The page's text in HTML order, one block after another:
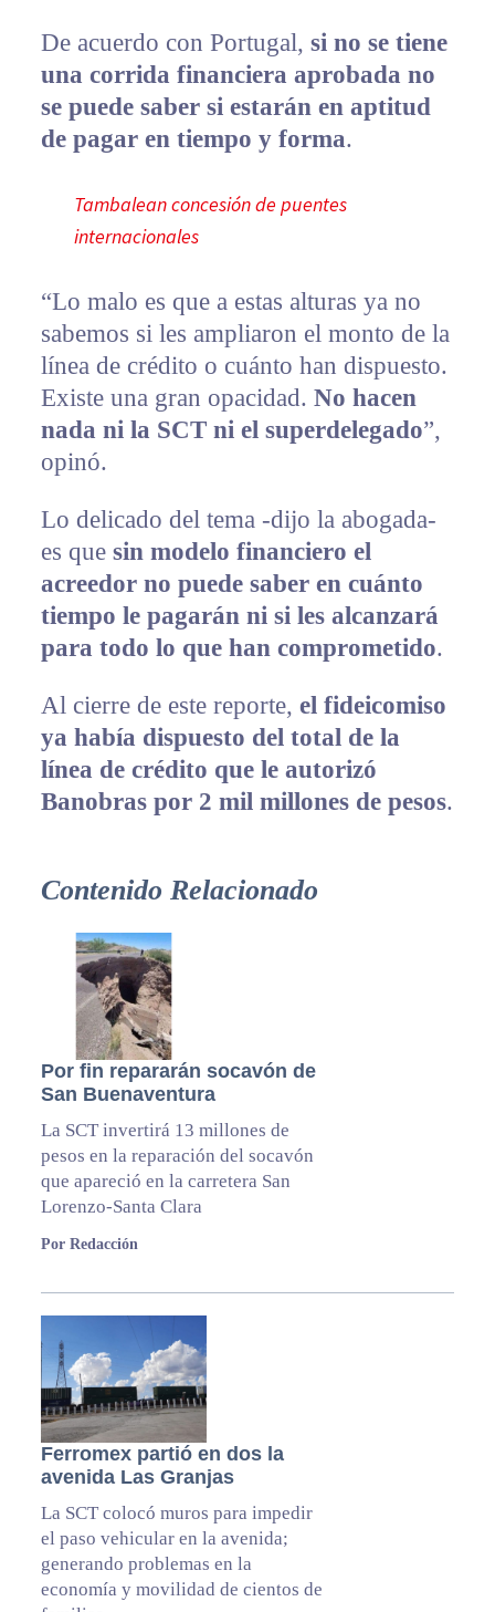
De acuerdo con Portugal, si no se tiene
una corrida financiera aprobada no
se puede saber si estarán en aptitud
de pagar en tiempo y forma.
Tambalean concesión de puentes
internacionales
“Lo malo es que a estas alturas ya no
sabemos si les ampliaron el monto de la
línea de crédito o cuánto han dispuesto.
Existe una gran opacidad. No hacen
nada ni la SCT ni el superdelegado”,
opinó.
Lo delicado del tema -dijo la abogada-
es que sin modelo financiero el
acreedor no puede saber en cuánto
tiempo le pagarán ni si les alcanzará
para todo lo que han comprometido.
Al cierre de este reporte, el fideicomiso
ya había dispuesto del total de la
línea de crédito que le autorizó
Banobras por 2 mil millones de pesos.
Contenido Relacionado
Por fin repararán socavón de
San Buenaventura
La SCT invertirá 13 millones de
pesos en la reparación del socavón
que apareció en la carretera San
Lorenzo-Santa Clara
Por Redacción
Ferromex partió en dos la
avenida Las Granjas
La SCT colocó muros para impedir
el paso vehicular en la avenida;
generando problemas en la
economía y movilidad de cientos de